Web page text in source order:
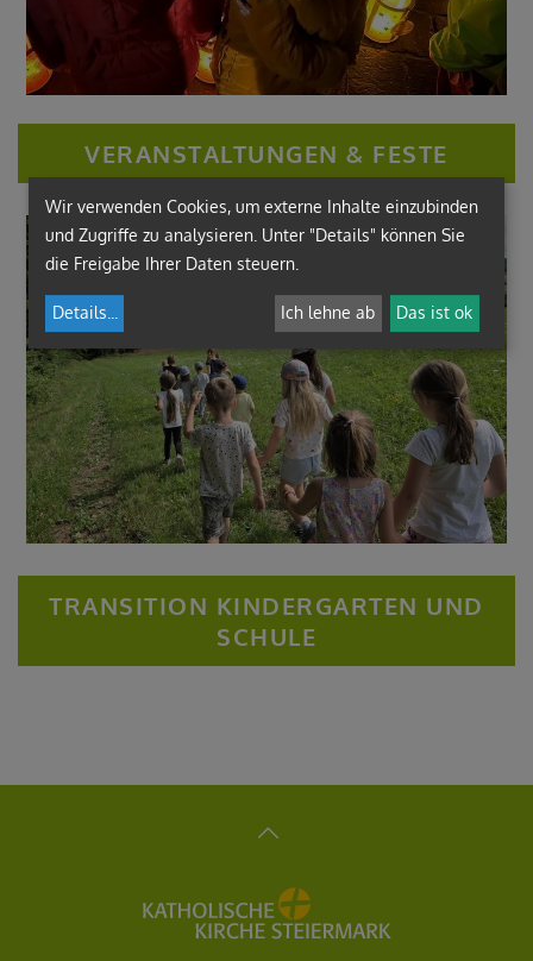
VERANSTALTUNGEN & FESTE
TRANSITION KINDERGARTEN UND
SCHULE
Wir verwenden Cookies, um externe Inhalte einzubinden
und Zugriffe zu analysieren. Unter "Details" können Sie
die Freigabe Ihrer Daten steuern.
Details Ich lehne ab Das ist ok